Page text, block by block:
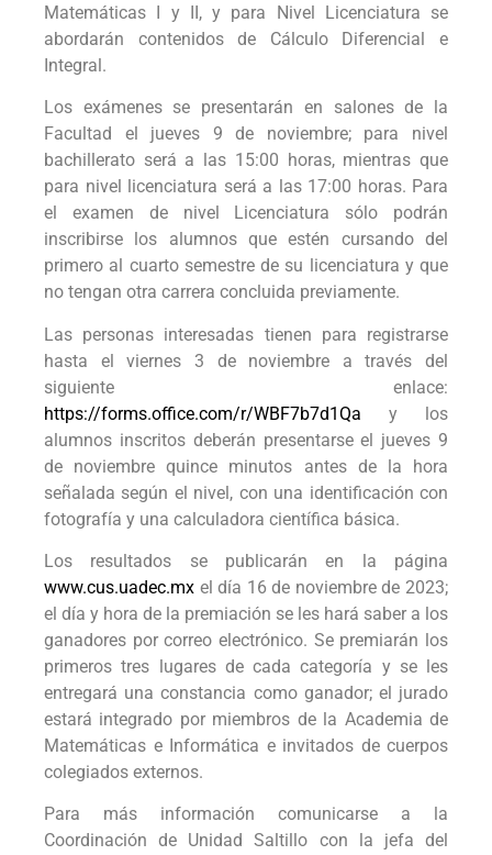
Matemáticas I y II, y para Nivel Licenciatura se
abordarán contenidos de Cálculo Diferencial e
Integral.
Los exámenes se presentarán en salones de la
Facultad el jueves 9 de noviembre; para nivel
bachillerato será a las 15:00 horas, mientras que
para nivel licenciatura será a las 17:00 horas. Para
el examen de nivel Licenciatura sólo podrán
inscribirse los alumnos que estén cursando del
primero al cuarto semestre de su licenciatura y que
no tengan otra carrera concluida previamente.
Las personas interesadas tienen para registrarse
hasta el viernes 3 de noviembre a través del
siguiente enlace:
https://forms.office.com/r/WBF7b7d1Qa y los
alumnos inscritos deberán presentarse el jueves 9
de noviembre quince minutos antes de la hora
señalada según el nivel, con una identificación con
fotografía y una calculadora científica básica.
Los resultados se publicarán en la página
www.cus.uadec.mx el día 16 de noviembre de 2023;
el día y hora de la premiación se les hará saber a los
ganadores por correo electrónico. Se premiarán los
primeros tres lugares de cada categoría y se les
entregará una constancia como ganador; el jurado
estará integrado por miembros de la Academia de
Matemáticas e Informática e invitados de cuerpos
colegiados externos.
Para más información comunicarse a la
Coordinación de Unidad Saltillo con la jefa del